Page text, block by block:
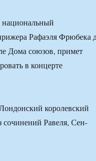
национальный
Рафаэля Фрюбека
Дома союзов, примет
в концерте
королевский
Равеля, Сен-